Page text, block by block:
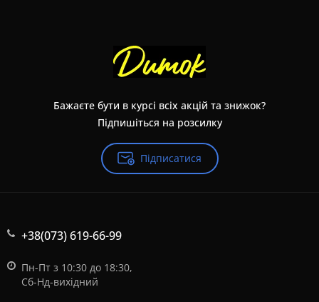
Бажаєте бути в курсі всіх акцій та знижок?
Підпишіться на розсилку
Підписатися
+38(073) 619-66-99
Пн-Пт з 10:30 до 18:30,
Сб-Нд-вихідний